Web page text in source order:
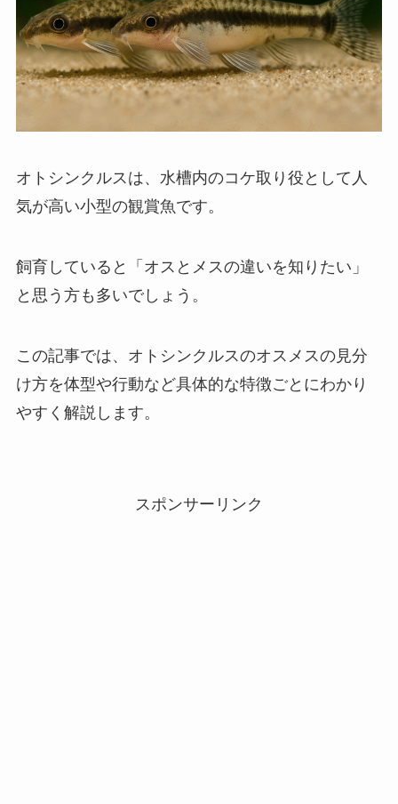
オトシンクルスは、水槽内のコケ取り役として人
気が高い小型の観賞魚です。
飼育していると「オスとメスの違いを知りたい」
と思う方も多いでしょう。
この記事では、オトシンクルスのオスメスの見分
け方を体型や行動など具体的な特徴ごとにわかり
やすく解説します。
スポンサーリンク